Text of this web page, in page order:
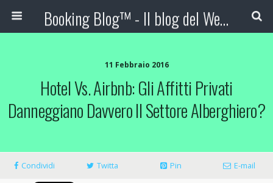
Booking Blog™ - Il blog del Web Marketing Turistico
11 Febbraio 2016
Hotel Vs. Airbnb: Gli Affitti Privati
Danneggiano Davvero Il Settore Alberghiero?
Condividi Twitta Pin E-mail